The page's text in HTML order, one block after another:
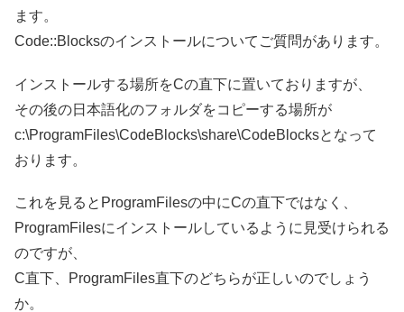
ます。
Code::Blocksのインストールについてご質問があります。
インストールする場所をCの直下に置いておりますが、
その後の日本語化のフォルダをコピーする場所が
c:\ProgramFiles\CodeBlocks\share\CodeBlocksとなって
おります。
これを見るとProgramFilesの中にCの直下ではなく、
ProgramFilesにインストールしているように見受けられる
のですが、
C直下、ProgramFiles直下のどちらが正しいのでしょう
か。